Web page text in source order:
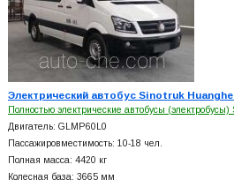
Электрический автобус Sinotruk Huanghe
Полностью электрические автобусы
Двигатель: GLMP60L0
Пассажировместимость: 10-18 чел.
Полная масса: 4420 кг
Колесная база: 3665 мм